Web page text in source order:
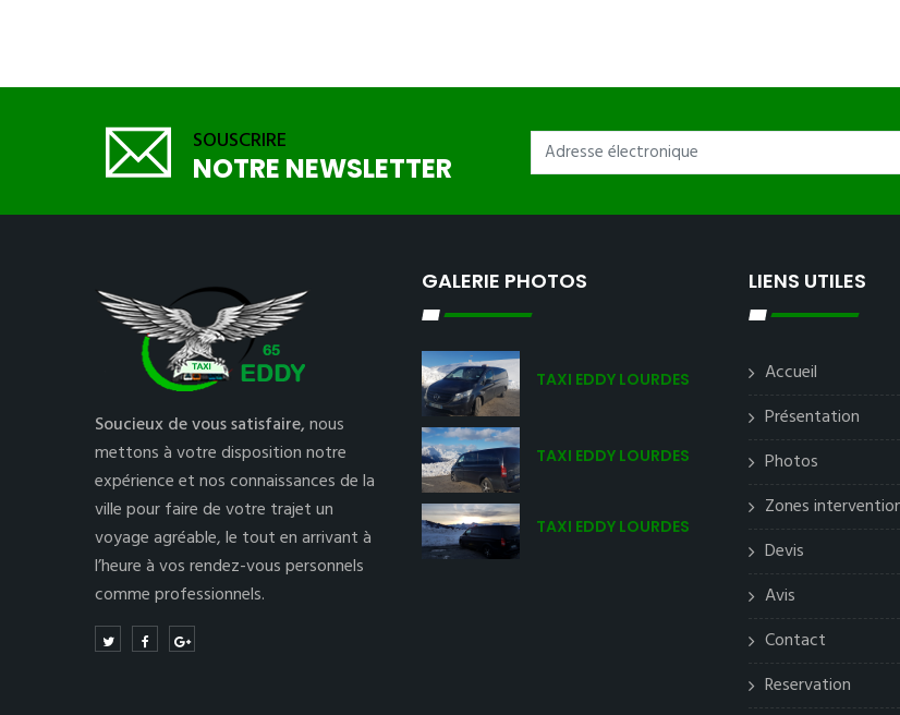
SOUSCRIRE
NOTRE NEWSLETTER
Soucieux de vous satisfaire,nous
mettons à votre disposition notre
expérience et nos connaissances de la
ville pour faire de votre trajet un
voyage agréable, le tout en arrivant à
l’heure à vos rendez-vous personnels
comme professionnels.
GALERIE PHOTOS
TAXI EDDY LOURDES
TAXI EDDY LOURDES
TAXI EDDY LOURDES
LIENS UTILES
Accueil
Présentation
Photos
Zones
Devis
Avis
Contact
Reservation